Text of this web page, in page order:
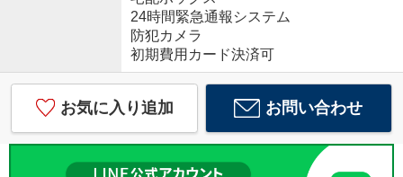
24時間緊急通報システム
防犯カメラ
初期費用カード決済可
お気に入り追加 お問い合わせ